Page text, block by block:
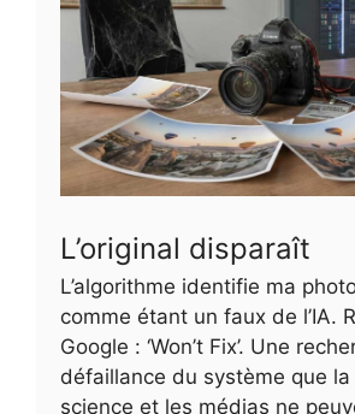
L’original disparaît
L’algorithme identifie ma
comme étant un faux de l’IA.
Google : ‘Won’t Fix’. Une
défaillance du système que
science et les médias ne